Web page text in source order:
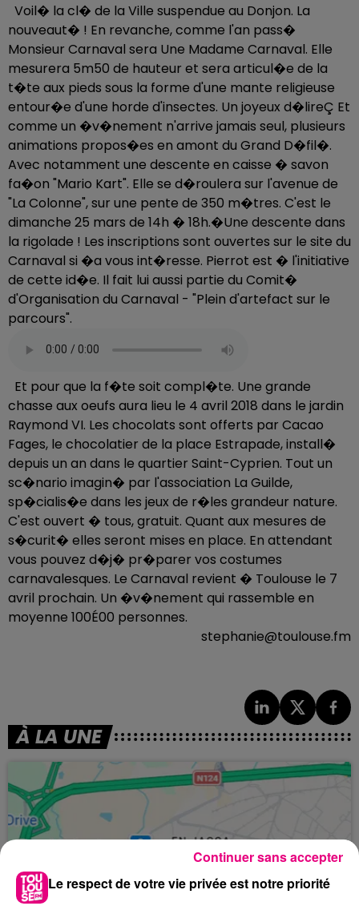
Voil� la cl� de la Ville suspendue au Donjon. La
nouveaut� ! En revanche, comme l'an pass�
Monsieur Carnaval sera Une Madame Carnaval. Elle
mesurera 5m50 de hauteur et sera articul�e de la
t�te aux pieds sous la forme d'une mante religieuse
entour�e d'une horde d'insectes. Un joyeux d�lireÇ Et
comme un �v�nement n'arrive jamais seul, plusieurs
animations propos�es en amont du Grand D�fil�.
Avec notamment une descente en caisse � savon
fa�on "Mario Kart". Elle se d�roulera sur l'avenue de
"La Colonne", sur une pente de 350 m�tres. C'est le
dimanche 25 mars de 14h � 18h.�Une descente dans
la rigolade ! Les inscriptions sont ouvertes sur le site du
Carnaval si �a vous int�resse. Pierrot est � l'initiative
de cette id�e. Il fait lui aussi partie du Comit�
d'Organisation du Carnaval - "Plein d'artefact sur le
parcours".
Et pour que la f�te soit compl�te. Une grande
chasse aux oeufs aura lieu le 4 avril 2018 dans le jardin
Raymond VI. Les chocolats sont offerts par Cacao
Fages, le chocolatier de la place Estrapade, install�
depuis un an dans le quartier Saint-Cyprien. Tout un
sc�nario imagin� par l'association La Guilde,
sp�cialis�e dans les jeux de r�les grandeur nature.
C'est ouvert � tous, gratuit. Quant aux mesures de
s�curit� elles seront mises en place. En attendant
vous pouvez d�j� pr�parer vos costumes
carnavalesques. Le Carnaval revient � Toulouse le 7
avril prochain. Un �v�nement qui rassemble en
moyenne 100É00 personnes.
stephanie@toulouse.fm
À LA UNE
Le respect de votre vie privée est notre priorité
Continuer sans accepter